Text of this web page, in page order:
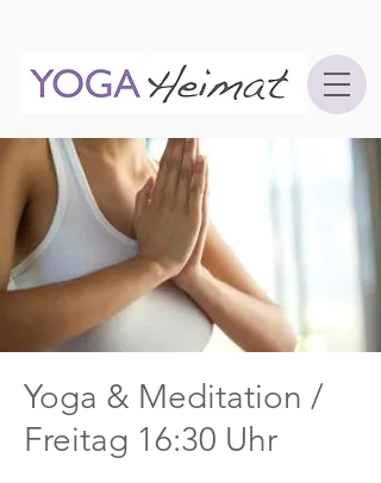
Yoga & Meditation /
Freitag 16:30 Uhr